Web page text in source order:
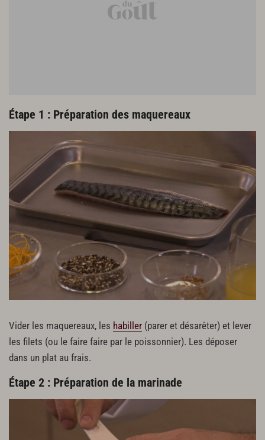
Étape 1 : Préparation des maquereaux
Vider les maquereaux, les habiller (parer et désarêter) et lever
les filets (ou le faire faire par le poissonnier). Les déposer
dans un plat au frais.
Étape 2 : Préparation de la marinade